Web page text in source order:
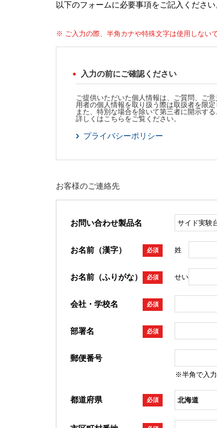
以下のフォームに必要事項をご記入ください
※ ご入力の際、半角カナや特殊文字は使用しないで
入力の前にご確認ください
ご提供いただいた個人情報は、ご質問、ご
用者の個人情報を取り扱う際は取扱者を限
また、特別な場合を除いて第三者に開示する
詳しくはこちらをご覧ください。
プライバシーポリシー
お客様のご連絡先
お問い合わせ製品名
お名前（漢字） 必須 姓
お名前（ふりがな） 必須 せい
会社・学校名 必須
部署名 必須
郵便番号
※半角で入力
都道府県 必須